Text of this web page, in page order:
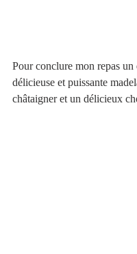
Pour conclure mon repas un
délicieuse et puissante
châtaigner et un délicieux